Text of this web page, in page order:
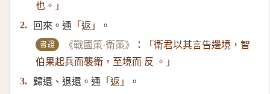
也。」
2.
回來。通 「返」 。
書證 《戰國策·衛策》 ：
「衛君以其言告邊境，智
伯果起兵而襲衛，至境而 反 。」
3. 歸還、退還。通 「返」 。